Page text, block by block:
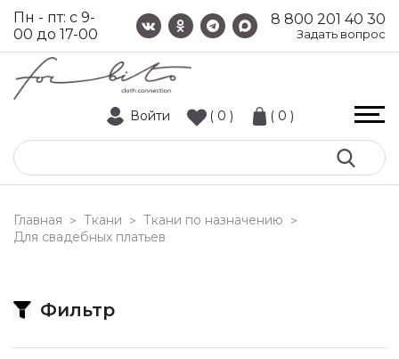
8 800 201 40 30
Задать вопрос
Пн - пт: с 9-
00 до 17-00
Войти ( 0 ) ( 0 )
Главная > Ткани > Ткани по назначению >
для свадебных платьев
Фильтр